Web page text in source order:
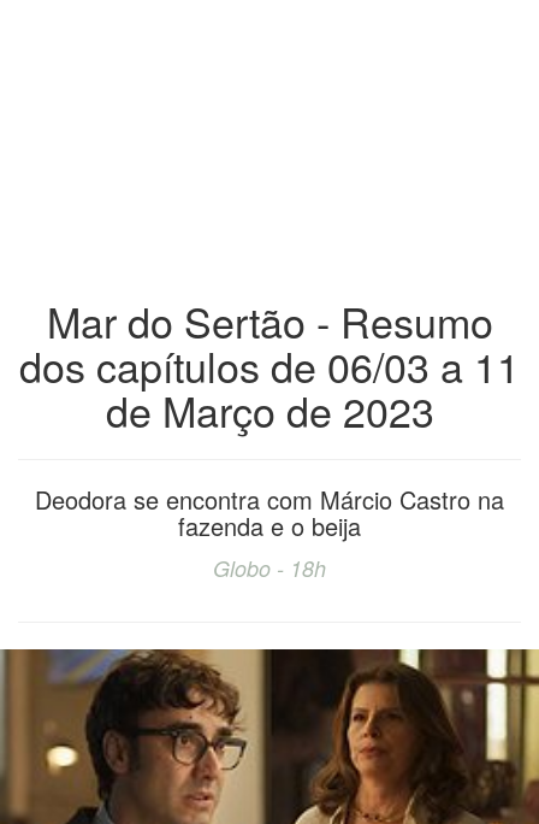
Mar do Sertão - Resumo
dos capítulos de 06/03 a 11
de Março de 2023
Deodora se encontra com Márcio Castro na
fazenda e o beija
Globo - 18h